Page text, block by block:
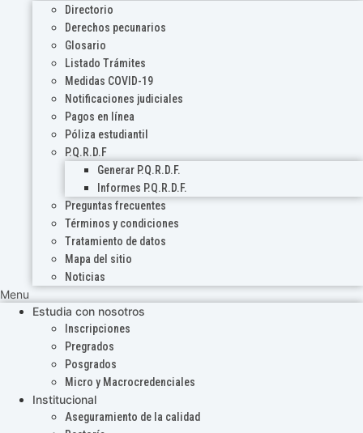
Directorio
Derechos pecunarios
Glosario
Listado Trámites
Medidas COVID-19
Notificaciones judiciales
Pagos en línea
Póliza estudiantil
P.Q.R.D.F
Generar P.Q.R.D.F.
Informes P.Q.R.D.F.
Preguntas frecuentes
Términos y condiciones
Tratamiento de datos
Mapa del sitio
Noticias
Menu
Estudia con nosotros
Inscripciones
Pregrados
Posgrados
Micro y Macrocredenciales
Institucional
Aseguramiento de la calidad